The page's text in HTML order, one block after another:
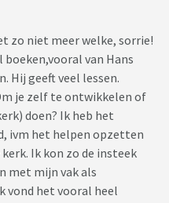
zo niet meer welke, sorrie!
van Hans
Hij geeft veel lessen.
je zelf te ontwikkelen of
doen? Ik heb het
ivm het helpen opzetten
Ik kon zo de insteek
met mijn vak als
vond het vooral heel